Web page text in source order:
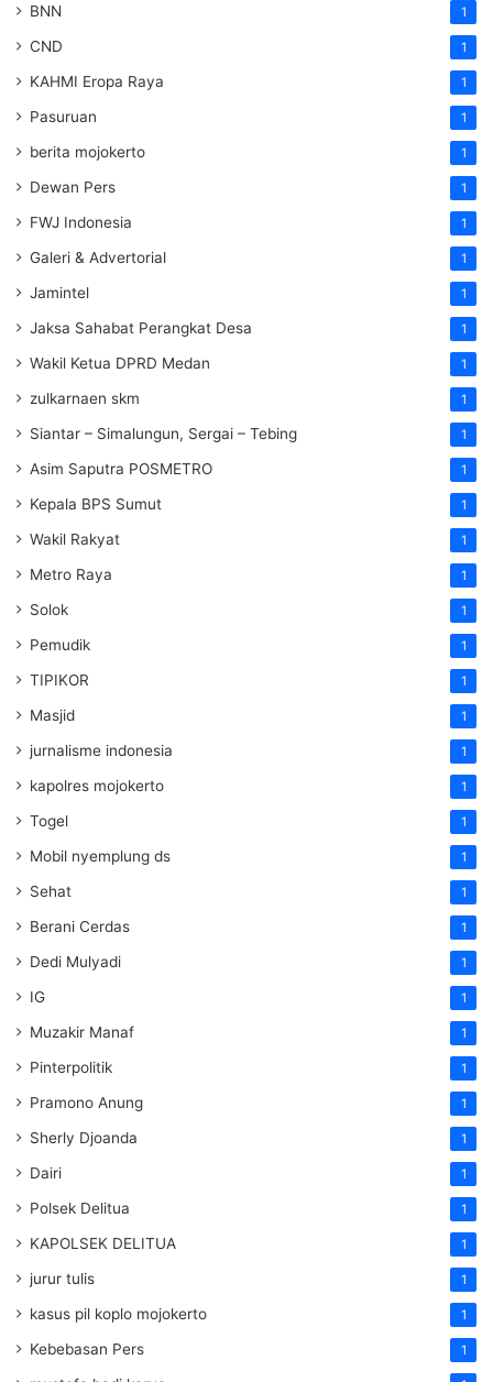
BNN 1
CND 1
KAHMI Eropa Raya 1
Pasuruan 1
berita mojokerto 1
Dewan Pers 1
FWJ Indonesia 1
Galeri & Advertorial 1
Jamintel 1
Jaksa Sahabat Perangkat Desa 1
Wakil Ketua DPRD Medan 1
zulkarnaen skm 1
Siantar – Simalungun, Sergai – Tebing 1
Asim Saputra POSMETRO 1
Kepala BPS Sumut 1
Wakil Rakyat 1
Metro Raya 1
Solok 1
Pemudik 1
TIPIKOR 1
Masjid 1
jurnalisme indonesia 1
kapolres mojokerto 1
Togel 1
Mobil nyemplung ds 1
Sehat 1
Berani Cerdas 1
Dedi Mulyadi 1
IG 1
Muzakir Manaf 1
Pinterpolitik 1
Pramono Anung 1
Sherly Djoanda 1
Dairi 1
Polsek Delitua 1
KAPOLSEK DELITUA 1
jurur tulis 1
kasus pil koplo mojokerto 1
Kebebasan Pers 1